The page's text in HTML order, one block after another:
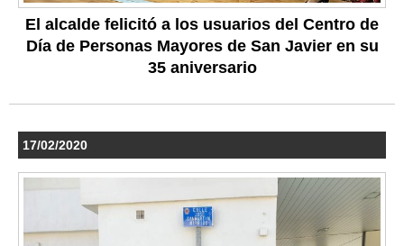
El alcalde felicitó a los usuarios del Centro de
Día de Personas Mayores de San Javier en su
35 aniversario
17/02/2020